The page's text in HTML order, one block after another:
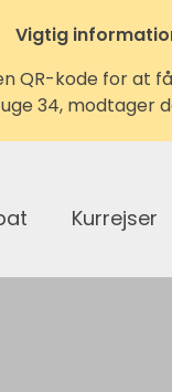
Vigtig
QR-kode for at
uge 34, modtager
Kurrejser